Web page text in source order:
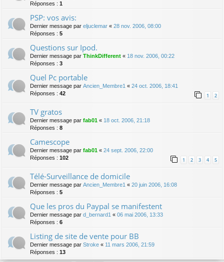
Réponses : 1
PSP: vos avis:
Dernier message par eljuclemar « 28 nov. 2006, 08:00
Réponses : 5
Questions sur Ipod.
Dernier message par ThinkDifferent « 18 nov. 2006, 00:22
Réponses : 3
Quel Pc portable
Dernier message par Ancien_Membre1 « 24 oct. 2006, 18:41
Réponses : 42 1 2
TV gratos
Dernier message par fab01 « 18 oct. 2006, 21:18
Réponses : 8
Camescope
Dernier message par fab01 « 24 sept. 2006, 22:00
Réponses : 102 1 2 3 4 5
Télé-Surveillance de domicile
Dernier message par Ancien_Membre1 « 20 juin 2006, 16:08
Réponses : 5
Que les pros du Paypal se manifestent
Dernier message par d_bernard1 « 06 mai 2006, 13:33
Réponses : 6
Listing de site de vente pour BB
Dernier message par Stroke « 11 mars 2006, 21:59
Réponses : 13